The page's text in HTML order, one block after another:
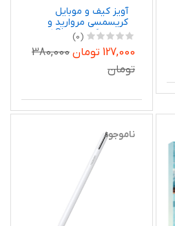
آویز کیف و موبایل
کریسمسی مروارید و
مهره رنگی برند Six کد
۱۷۰۹۳
(0)
127,000 تومان
380,000
تومان
ناموجود